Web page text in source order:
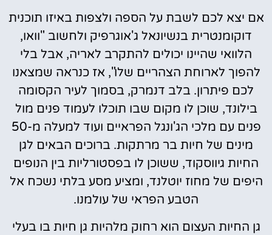
אם יצא לכם לשבת על הספה ולצפות באיזו תוכנית
דוקומנטרית בנשיונאל ג'אוגרפיק ולחשוב "וואו,
הלוואי שהיינו יכולים להתקרב לאריה, אבל בלי
להפוך לארוחת הצהריים שלו", אז כנראה שמצאנו
לכם פיתרון. בלב דנמרק, בסמוך לעיר הקסומה
בילונד, שוכן לו מקום שבו תוכלו לעמוד פנים מול
פנים עם מלכי הג'ונגל הפראיים ועוד למעלה מ-50
מינים של חיות בר מרתקות. ברוכים הבאים לגן
החיות גיווסקוד, ששוכן לו בפסטורליות בין הנופים
היפים של מחוז יוטלנד, ומציע מסע בלתי נשכח אל
הטבע הפראי של עולמנו.
גן החיות העצום הוא רחוק מלהיות גן חיות בו בעלי